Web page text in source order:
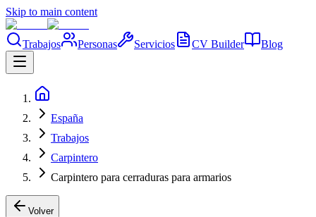
Skip to main content
Trabajos Personas Servicios CV Builder Blog
España
Trabajos
Carpintero
Carpintero para cerraduras para armarios
Volver